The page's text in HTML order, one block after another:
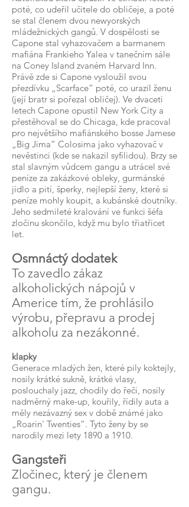
poté, co udeřil učitele do obličeje, a poté
se stal členem dvou newyorských
mládežnických gangů. V dospělosti se
Capone stal vyhazovačem a barmanem
mafiána Frankieho Yalea v tanečním sále
na Coney Island zvaném Harvard Inn.
Právě zde si Capone vysloužil svou
přezdívku „Scarface“ poté, co urazil ženu
(její bratr si pořezal obličej). Ve dvaceti
letech Capone opustil New York City a
přestěhoval se do Chicaga, kde pracoval
pro největšího mafiánského bosse Jamese
„Big Jima“ Colosima jako vyhazovač v
nevěstinci (kde se nakazil syfilidou). Brzy se
stal slavným vůdcem gangu a utrácel své
peníze za zakázkové obleky, gurmánské
jídlo a pití, šperky, nejlepší ženy, které si
peníze mohly koupit, a kubánské doutníky.
Jeho sedmileté kralování ve funkci šéfa
zločinu skončilo, když mu bylo třiatřicet
let.
Osmnáctý dodatek
To zavedlo zákaz
alkoholických nápojů v
Americe tím, že prohlásilo
výrobu, přepravu a prodej
alkoholu za nezákonné.
klapky
Generace mladých žen, které pily koktejly,
nosily krátké sukně, krátké vlasy,
poslouchaly jazz, chodily do řeči, nosily
nadměrný make-up, kouřily, řídily auta a
měly nezávazný sex v době známé jako
„Roarin' Twenties“. Tyto ženy by se
narodily mezi lety 1890 a 1910.
Gangsteři
Zločinec, který je členem
gangu.